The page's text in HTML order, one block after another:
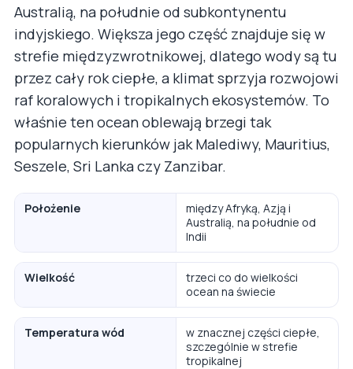
Australią, na południe od subkontynentu
indyjskiego. Większa jego część znajduje się w
strefie międzyzwrotnikowej, dlatego wody są tu
przez cały rok ciepłe, a klimat sprzyja rozwojowi
raf koralowych i tropikalnych ekosystemów. To
właśnie ten ocean oblewają brzegi tak
popularnych kierunków jak Malediwy, Mauritius,
Seszele, Sri Lanka czy Zanzibar.
Położenie
między Afryką, Azją i
Australią, na południe od
Indii
Wielkość
trzeci co do wielkości
ocean na świecie
Temperatura wód
w znacznej części ciepłe,
szczególnie w strefie
tropikalnej